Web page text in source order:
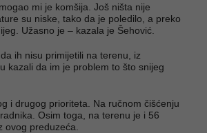
mi je komšija. Još ništa nije
su niske, tako da je poledilo, a preko
Užasno je – kazala je Šehović.
ih nisu primijetili na terenu, iz
kazali da im je problem to što snijeg
i drugog prioriteta. Na ručnom čišćenju
Osim toga, na terenu je i 56
ovog preduzeća.